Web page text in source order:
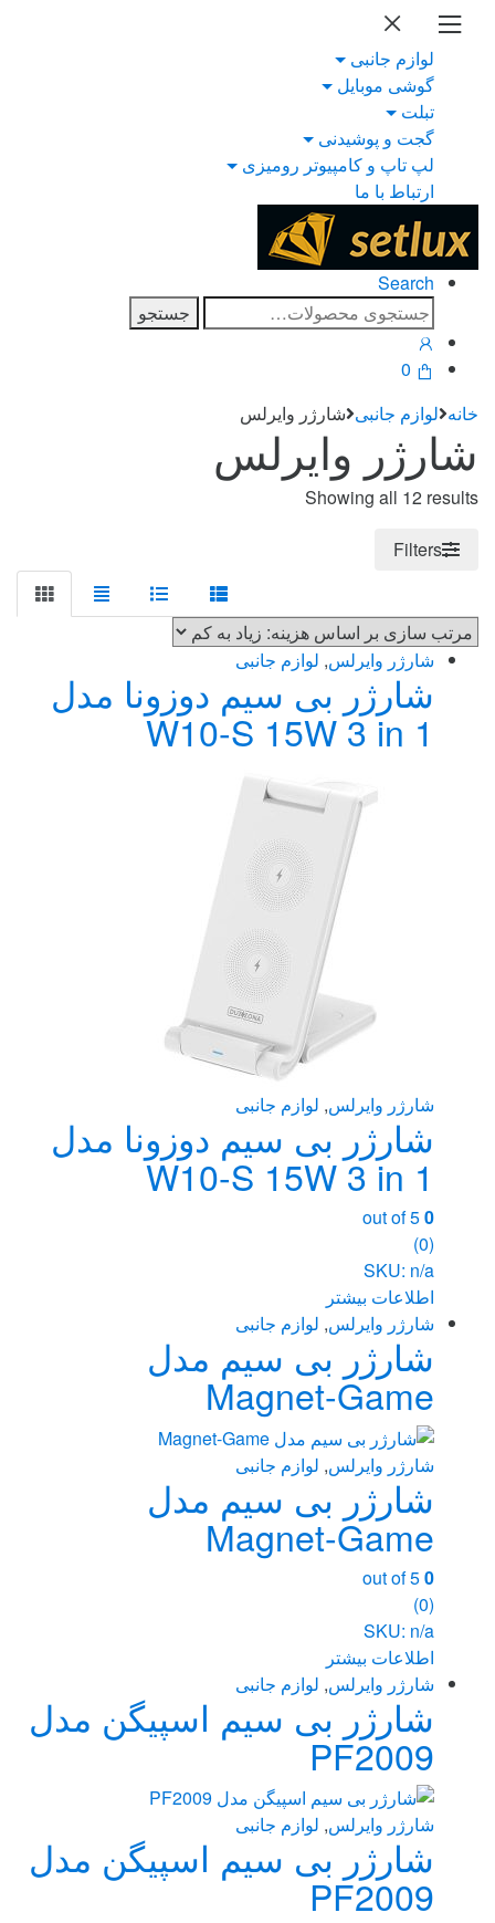
Skip
navigation
Skip
لوازم جانبی
گوشی موبایل
تبلت
گجت و پوشیدنی
لپ تاپ و کامپیوتر رومیزی
ارتباط با ما
Search
جستجو
برای:
جستجو
0
خانه لوازم جانبی شارژر وایرلس
شارژر وایرلس
Showing all 12 results
Sorted
low
Filters
شارژر وایرلس, لوازم جانبی
شارژر بی سیم دوزونا مدل
W10-S 15W 3 in 1
شارژر وایرلس, لوازم جانبی
شارژر بی سیم دوزونا مدل
W10-S 15W 3 in 1
0
(0)
SKU: n/a
اطلاعات بیشتر
شارژر وایرلس, لوازم جانبی
شارژر بی سیم مدل
Magnet-Game
شارژر وایرلس, لوازم جانبی
شارژر بی سیم مدل
Magnet-Game
0
(0)
SKU: n/a
اطلاعات بیشتر
شارژر وایرلس, لوازم جانبی
شارژر بی سیم اسپیگن مدل
PF2009
شارژر وایرلس, لوازم جانبی
شارژر بی سیم اسپیگن مدل
PF2009